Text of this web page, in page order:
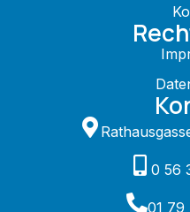
0 56
01 79